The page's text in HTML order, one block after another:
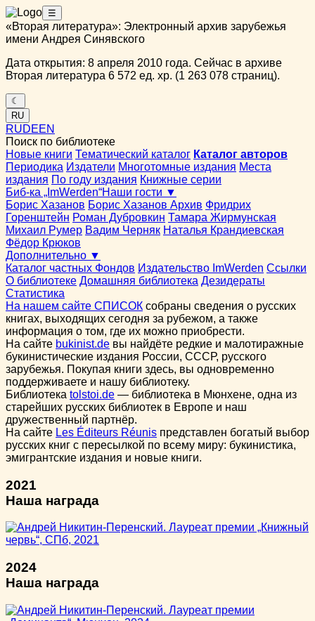
☰
«Вторая литература»: Электронный архив зарубежья
имени Андрея Синявского
Дата открытия: 8 апреля 2010 года. Сейчас в архиве
Вторая литература 6 572 ед. хр. (1 263 078 страниц).
☾
RU
RUDEEN
Поиск по библиотеке
Новые книги Тематический каталог Каталог авторов
Периодика Издатели Многотомные издания Места
издания По году издания Книжные серии
Биб-ка „ImWerden“Наши гости ▼
Борис Хазанов Борис Хазанов Архив Фридрих
Горенштейн Роман Дубровкин Тамара Жирмунская
Михаил Румер Вадим Черняк Наталья Крандиевская
Фёдор Крюков
Дополнительно ▼
Каталог частных Фондов Издательство ImWerden Ссылки
О библиотеке Домашняя библиотека Дезидераты
Статистика
На нашем сайте СПИСОК собраны сведения о русских
книгах, выходящих сегодня за рубежом, а также
информация о том, где их можно приобрести.
На сайте bukinist.de вы найдёте редкие и малотиражные
букинистические издания России, СССР, русского
зарубежья. Покупая книги здесь, вы одновременно
поддерживаете и нашу библиотеку.
Библиотека tolstoi.de — библиотека в Мюнхене, одна из
старейших русских библиотек в Европе и наш
дружественный партнёр.
На сайте Les Éditeurs Réunis представлен богатый выбор
русских книг с пересылкой по всему миру: букинистика,
эмигрантские издания и новые книги.
2021
Наша награда
2024
Наша награда